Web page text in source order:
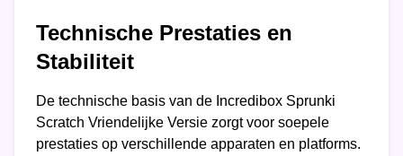
Technische Prestaties en
Stabiliteit
De technische basis van de Incredibox Sprunki
Scratch Vriendelijke Versie zorgt voor soepele
prestaties op verschillende apparaten en platforms.